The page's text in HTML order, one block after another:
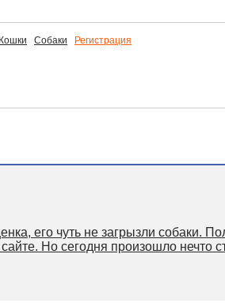
Кошки Собаки Регистрация
его чуть не загрызли собаки.
Но сегодня произошло нечто